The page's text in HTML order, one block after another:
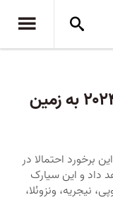
خطر رفع شد؛ سیارک وای‌آر۴ــ۲۰۲۴ به زمین
برخورد احتمالا در
دی ۱۴۱۱) رخ خواهد داد و این سیارک
نیجریه، ونزوئلا،